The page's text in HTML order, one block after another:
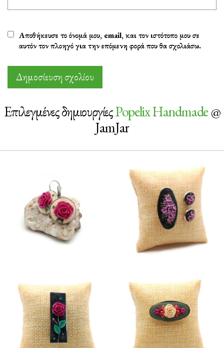
Αποθήκευσε το όνομά μου, email, και τον ιστότοπο μου σε
αυτόν τον πλοηγό για την επόμενη φορά που θα σχολιάσω.
Επιλεγμένες δημιουργίεςPopelix Handmade@
JamJar